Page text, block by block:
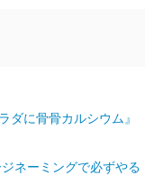
ダに骨骨カルシウム』
ネーミングで必ずやる